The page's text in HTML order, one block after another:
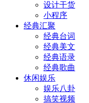
设计干货
小程序
经典汇聚
经典台词
经典美文
经典语录
经典歌曲
休闲娱乐
娱乐八卦
搞笑视频